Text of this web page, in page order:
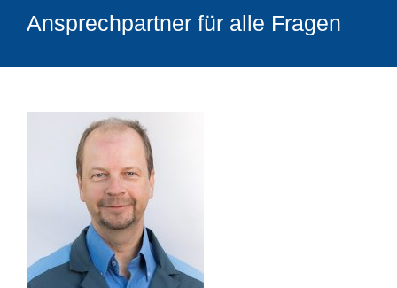
Ansprechpartner für alle Fragen